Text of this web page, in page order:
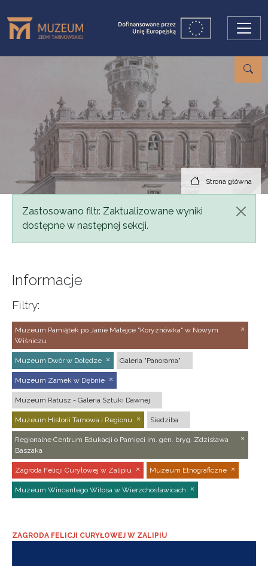
Strona główna
Komunikat
Zastosowano filtr. Zaktualizowane wyniki
dostępne w następnej sekcji.
Informacje
Filtry:
Muzeum Pamiątek po Janie Matejce "Koryznówka" w Nowym
Wiśniczu
Muzeum Dwór w Dołędze Galeria "Panorama"
Muzeum Zamek w Dębnie
Muzeum Ratusz - Galeria Sztuki Dawnej
Muzeum Historii Tarnowa i Regionu Siedziba
Regionalne Centrum Edukacji o Pamięci im. gen. bryg. Zdzisława
Baszaka
Zagroda Felicji Curyłowej w Zalipiu Muzeum Etnograficzne
Muzeum Wincentego Witosa w Wierzchosławicach
ZAGRODA FELICJI CURYŁOWEJ W ZALIPIU